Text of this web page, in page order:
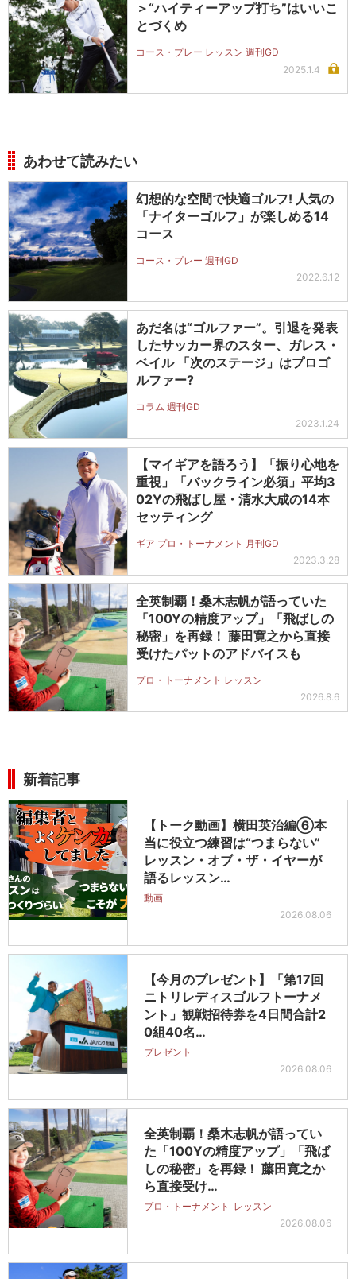
＞“ハイティーアップ打ち”はいいこ
とづくめ
コース・プレー レッスン 週刊GD
2025.1.4
あわせて読みたい
幻想的な空間で快適ゴルフ! 人気の
「ナイターゴルフ」が楽しめる14
コース
コース・プレー 週刊GD
2022.6.12
あだ名は“ゴルファー”。引退を発表
したサッカー界のスター、ガレス・
ベイル 「次のステージ」はプロゴ
ルファー?
コラム 週刊GD
2023.1.24
【マイギアを語ろう】「振り心地を
重視」「バックライン必須」平均3
02Yの飛ばし屋・清水大成の14本
セッティング
ギア プロ・トーナメント 月刊GD
2023.3.28
全英制覇！桑木志帆が語っていた
「100Yの精度アップ」「飛ばしの
秘密」を再録！ 藤田寛之から直接
受けたパットのアドバイスも
プロ・トーナメント レッスン
2026.8.6
新着記事
【トーク動画】横田英治編⑥本
当に役立つ練習は“つまらない”
レッスン・オブ・ザ・イヤーが
語るレッスン…
動画
2026.08.06
【今月のプレゼント】「第17回
ニトリレディスゴルフトーナメ
ント」観戦招待券を4日間合計2
0組40名…
プレゼント
2026.08.06
全英制覇！桑木志帆が語ってい
た「100Yの精度アップ」「飛ば
しの秘密」を再録！ 藤田寛之か
ら直接受け…
プロ・トーナメント レッスン
2026.08.06